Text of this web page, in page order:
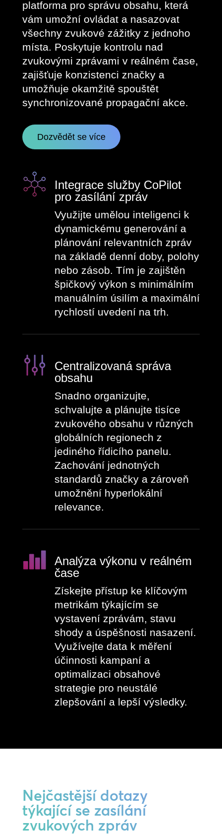
platforma pro správu obsahu, která
vám umožní ovládat a nasazovat
všechny zvukové zážitky z jednoho
místa. Poskytuje kontrolu nad
zvukovými zprávami v reálném čase,
zajišťuje konzistenci značky a
umožňuje okamžitě spouštět
synchronizované propagační akce.
Dozvědět se více
Integrace služby CoPilot
pro zasílání zpráv
Využijte umělou inteligenci k
dynamickému generování a
plánování relevantních zpráv
na základě denní doby, polohy
nebo zásob. Tím je zajištěn
špičkový výkon s minimálním
manuálním úsilím a maximální
rychlostí uvedení na trh.
Centralizovaná správa
obsahu
Snadno organizujte,
schvalujte a plánujte tisíce
zvukového obsahu v různých
globálních regionech z
jediného řídicího panelu.
Zachování jednotných
standardů značky a zároveň
umožnění hyperlokální
relevance.
Analýza výkonu v reálném
čase
Získejte přístup ke klíčovým
metrikám týkajícím se
vystavení zprávám, stavu
shody a úspěšnosti nasazení.
Využívejte data k měření
účinnosti kampaní a
optimalizaci obsahové
strategie pro neustálé
zlepšování a lepší výsledky.
Nejčastější dotazy
týkající se zasílání
zvukových zpráv